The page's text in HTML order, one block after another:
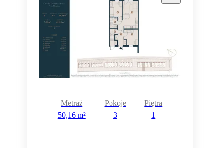
Metraż
50,16 m²
Pokoje
3
Piętra
1